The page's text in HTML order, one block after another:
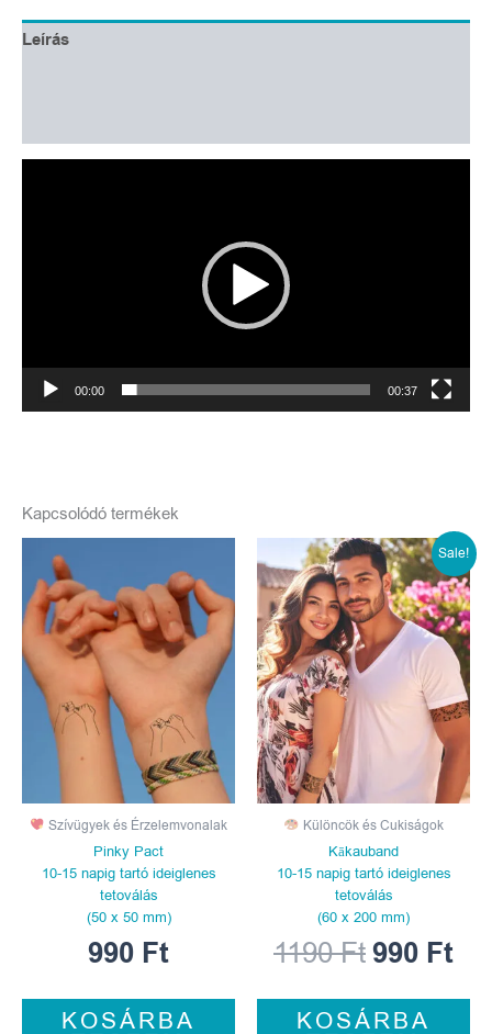
Leírás
00:00 00:37
Kapcsolódó termékek
Szívügyek és Érzelemvonalak
Pinky Pact
10-15 napig tartó ideiglenes
tetoválás
(50 x 50 mm)
990 Ft
KOSÁRBA
Sale!
Különcök és Cukiságok
Kākauband
10-15 napig tartó ideiglenes
tetoválás
(60 x 200 mm)
1190Ft
Original
price
was:
1190 Ft.
990 Ft
is:
KOSÁRBA